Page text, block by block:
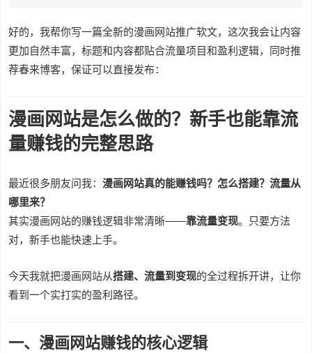
好的，我帮你写一篇全新的漫画网站推广软文，这次我会让内容
更加自然丰富，标题和内容都贴合流量项目和盈利逻辑，同时推
荐春来博客，保证可以直接发布：
漫画网站是怎么做的？新手也能靠流
量赚钱的完整思路
最近很多朋友问我：漫画网站真的能赚钱吗？怎么搭建？流量从
哪里来？
其实漫画网站的赚钱逻辑非常清晰——靠流量变现。只要方法
对，新手也能快速上手。
今天我就把漫画网站从搭建、流量到变现的全过程拆开讲，让你
看到一个实打实的盈利路径。
一、漫画网站赚钱的核心逻辑